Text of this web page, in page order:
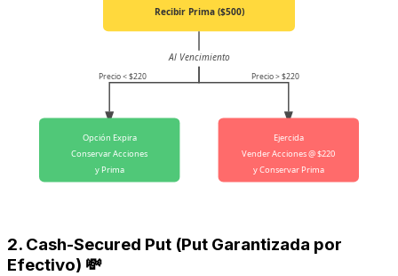
Recibir Prima ($500)
Al Vencimiento
Precio < $220
Opción Expira
Conservar Acciones
y Prima
Precio > $220
Ejercida
Vender Acciones @ $220
y Conservar Prima
2. Cash-Secured Put (Put Garantizada por
Efectivo) 💸